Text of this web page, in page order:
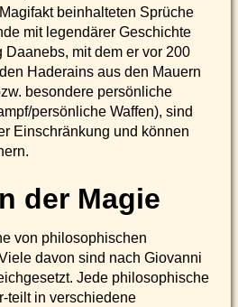
beinhalteten Sprüche
mit legendärer Geschichte
Daanebs, mit dem er vor 200
Haderains aus den Mauern
besondere persönliche
persönliche Waffen), sind
Einschränkung und können
der Magie
von philosophischen
davon sind nach Giovanni
Jede philosophische
teilt in verschiedene